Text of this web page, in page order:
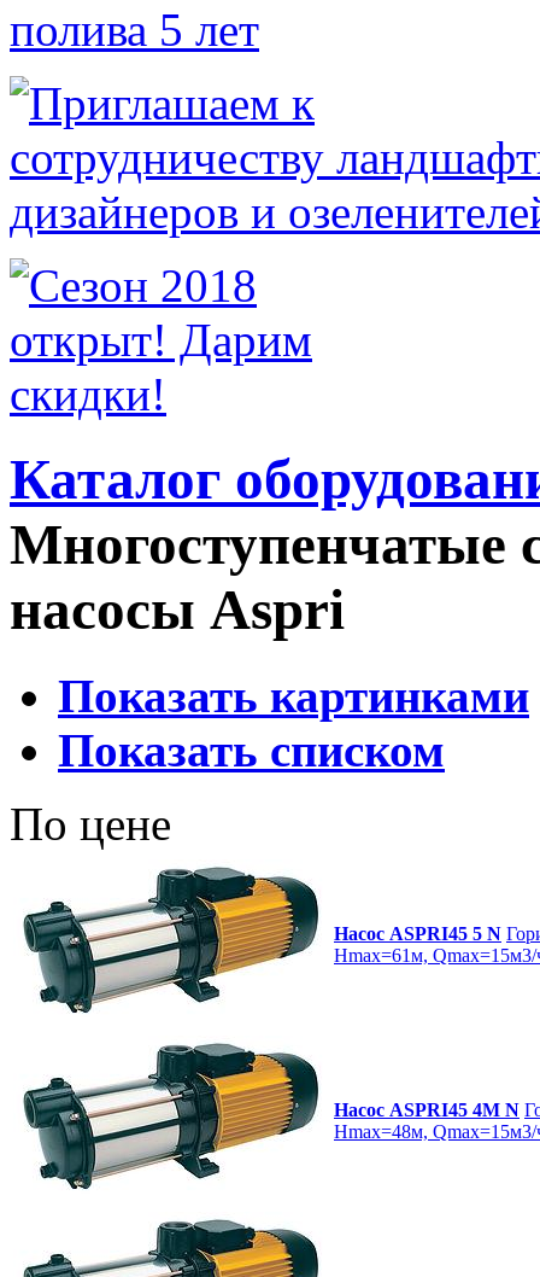
Каталог
Многоступенчатые
насосы Aspri
Показать картинками
Показать списком
По цене
Насос ASPRI45 5 N
Hmax=61м, Qmax=15м3/
Насос ASPRI45 4M N
Hmax=48м, Qmax=15м3/